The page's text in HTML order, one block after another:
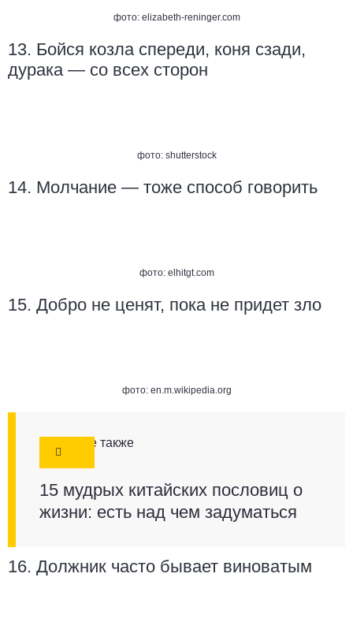
фото: elizabeth-reninger.com
13. Бойся козла спереди, коня сзади,
дурака — со всех сторон
фото: shutterstock
14. Молчание — тоже способ говорить
фото: elhitgt.com
15. Добро не ценят, пока не придет зло
фото: en.m.wikipedia.org
Смотрите также
15 мудрых китайских пословиц о
жизни: есть над чем задуматься
16. Должник часто бывает виноватым